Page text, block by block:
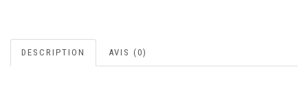
DESCRIPTION AVIS (0)